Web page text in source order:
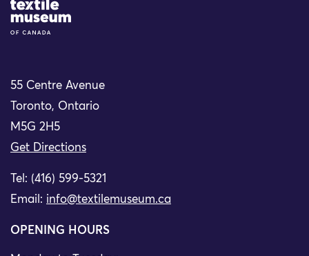
Site Logo
55 Centre Avenue
Toronto, Ontario
M5G 2H5
Get Directions
Tel: (416) 599-5321
Email: info@textilemuseum.ca
OPENING HOURS